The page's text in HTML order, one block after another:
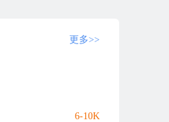
更多>>
6-10K